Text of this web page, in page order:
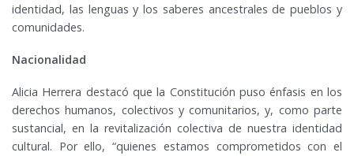
identidad, las lenguas y los saberes ancestrales de pueblos y
comunidades.
Nacionalidad
Alicia Herrera destacó que la Constitución puso énfasis en los
derechos humanos, colectivos y comunitarios, y, como parte
sustancial, en la revitalización colectiva de nuestra identidad
cultural. Por ello, “quienes estamos comprometidos con el